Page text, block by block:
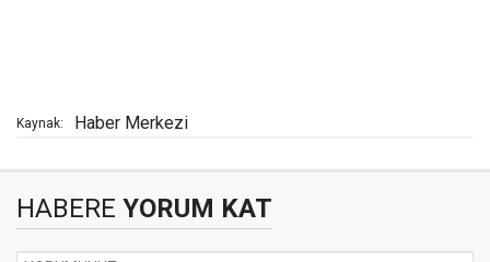
Kaynak: Haber Merkezi
HABERE YORUM KAT